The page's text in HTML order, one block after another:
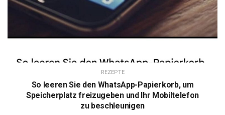
REZEPTE
So leeren Sie den WhatsApp-Papierkorb, um
Speicherplatz freizugeben und Ihr Mobiltelefon
zu beschleunigen